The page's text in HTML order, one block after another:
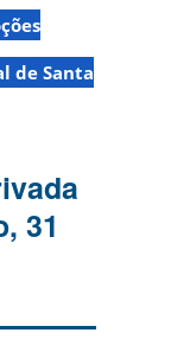
de Santa
31